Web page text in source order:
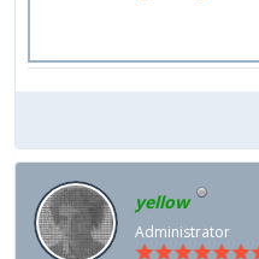
yellow
Administrator